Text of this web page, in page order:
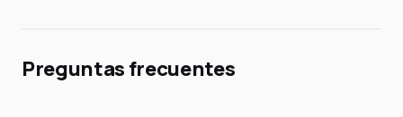
Preguntas frecuentes